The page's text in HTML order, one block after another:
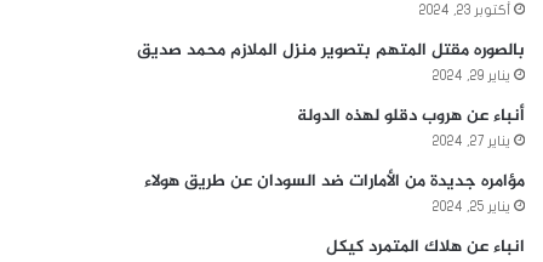
أكتوبر 23, 2024
بالصوره مقتل المتهم بتصوير منزل الملازم محمد صديق
يناير 29, 2024
أنباء عن هروب دقلو لهذه الدولة
يناير 27, 2024
مؤامره جديدة من الأمارات ضد السودان عن طريق هولاء
يناير 25, 2024
انباء عن هلاك المتمرد كيكل